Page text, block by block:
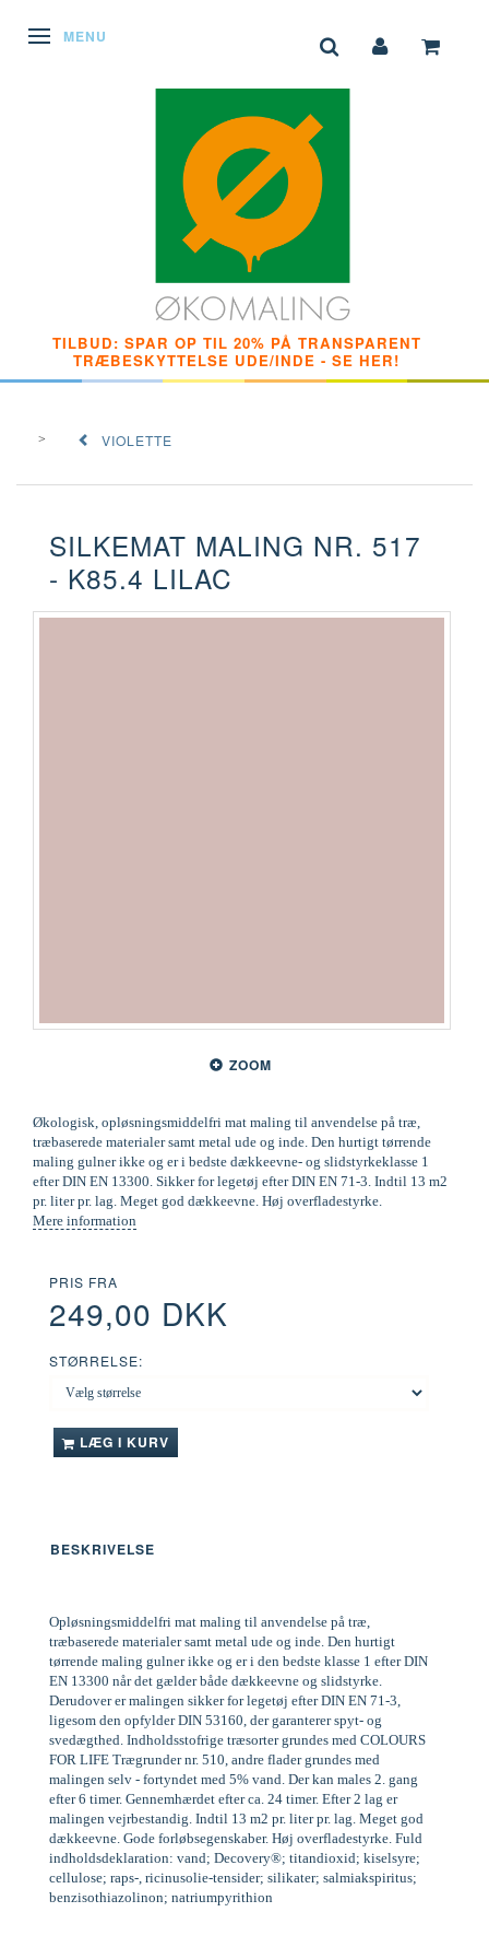
SKIFTE NAVIGATION
MENU
TILBUD: SPAR OP TIL 20% PÅ TRANSPARENT
TRÆBESKYTTELSE UDE/INDE - SE HER!
VIOLETTE
SILKEMAT MALING NR. 517
- K85.4 LILAC
ZOOM
Økologisk, opløsningsmiddelfri mat maling til anvendelse på træ,
træbaserede materialer samt metal ude og inde. Den hurtigt tørrende
maling gulner ikke og er i bedste dækkeevne- og slidstyrkeklasse 1
efter DIN EN 13300. Sikker for legetøj efter DIN EN 71-3. Indtil 13 m2
pr. liter pr. lag. Meget god dækkeevne. Høj overfladestyrke.
Mere information
PRIS FRA
249,00 DKK
STØRRELSE:
LÆG I KURV
BESKRIVELSE
Opløsningsmiddelfri mat maling til anvendelse på træ,
træbaserede materialer samt metal ude og inde. Den hurtigt
tørrende maling gulner ikke og er i den bedste klasse 1 efter DIN
EN 13300 når det gælder både dækkeevne og slidstyrke.
Derudover er malingen sikker for legetøj efter DIN EN 71-3,
ligesom den opfylder DIN 53160, der garanterer spyt- og
svedægthed. Indholdsstofrige træsorter grundes med COLOURS
FOR LIFE Trægrunder nr. 510, andre flader grundes med
malingen selv - fortyndet med 5% vand. Der kan males 2. gang
efter 6 timer. Gennemhærdet efter ca. 24 timer. Efter 2 lag er
malingen vejrbestandig. Indtil 13 m2 pr. liter pr. lag. Meget god
dækkeevne. Gode forløbsegenskaber. Høj overfladestyrke. Fuld
indholdsdeklaration: vand; Decovery®; titandioxid; kiselsyre;
cellulose; raps-, ricinusolie-tensider; silikater; salmiakspiritus;
benzisothiazolinon; natriumpyrithion